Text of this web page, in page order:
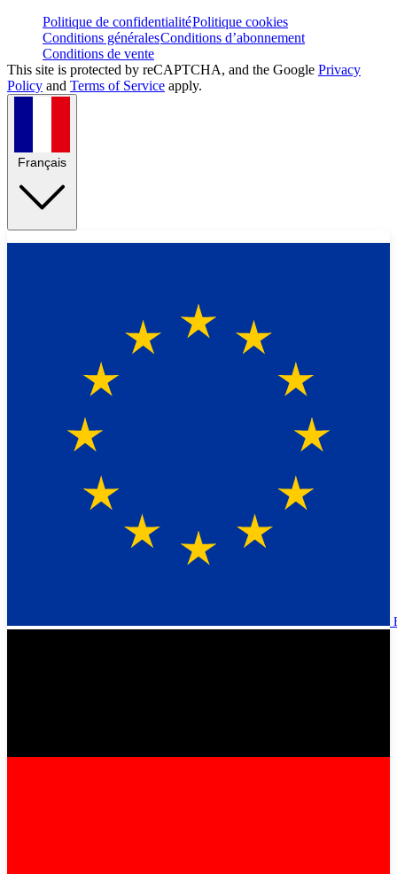
Politique de confidentialitéPolitique cookies
Conditions généralesConditions d’abonnement
Conditions de vente
This site is protected by reCAPTCHA, and the Google Privacy
Policy and Terms of Service apply.
Français